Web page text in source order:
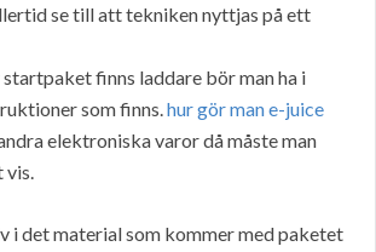
se till att tekniken nyttjas på ett
finns laddare bör man ha i
som finns.hur gör man e-juice
elektroniska varor då måste man
vis.
i det material som kommer med paketet